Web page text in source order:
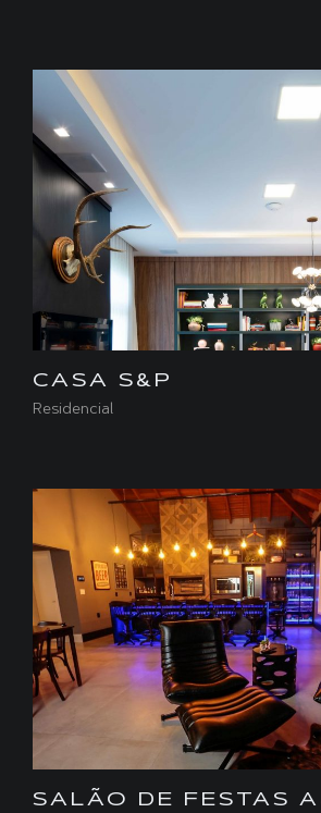
CASA S&P
Residencial
SALÃO DE FESTAS